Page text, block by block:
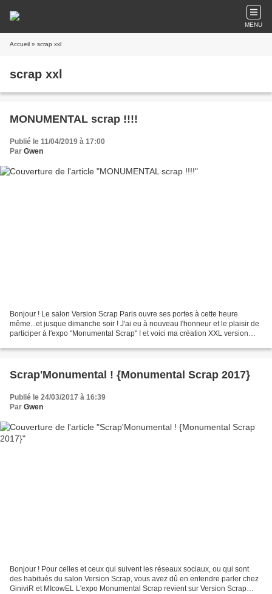
MENU
Accueil » scrap xxl
scrap xxl
MONUMENTAL scrap !!!!
Publié le 11/04/2019 à 17:00
Par Gwen
Bonjour ! Le salon Version Scrap Paris ouvre ses portes à cette heure
même...et jusque dimanche soir ! J'ai eu à nouveau l'honneur et le plaisir de
participer à l'expo "Monumental Scrap" ! et voici ma création XXL version
Scrap'Monumental ! {Monumental Scrap 2017}
Publié le 24/03/2017 à 16:39
Par Gwen
Bonjour ! Pour celles et ceux qui suivent les réseaux sociaux, ou qui sont
des habitués du salon Version Scrap, vous avez dû en entendre parler chez
GiniviR et MIcowEL L'expo Monumental Scrap revient sur Version Scrap